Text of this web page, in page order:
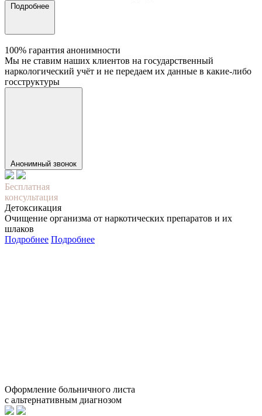
Подробнее
100% гарантия анонимности
Мы не ставим наших клиентов на государственный
наркологический учёт и не передаем их данные в какие-либо
госструктуры
Анонимный звонок
Бесплатная
консультация
Детоксикация
Очищение организма от наркотических препаратов и их
шлаков
Подробнее Подробнее
Оформление больничного листа
с альтернативным диагнозом